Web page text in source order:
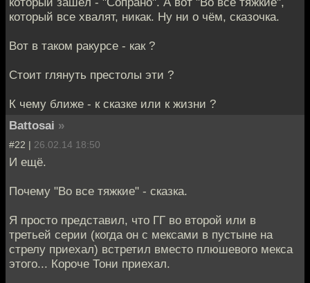
который все хвалят, никак. Ну ни о чём, сказочка.
Вот в таком ракурсе - как ?
Стоит глянуть престолы эти ?
К чему ближе - к сказке или к жизни ?
Battosai »
#22 | 26.02.14 18:50
И ещё.
Почему "Во все тяжкие" - сказка.
Я просто представил, что ГГ во второй или в
третьей серии (когда он с мексами в пустыне на
стрелу приехал) встретил вместо плюшевого мекса
этого... Короче Тони приехал.